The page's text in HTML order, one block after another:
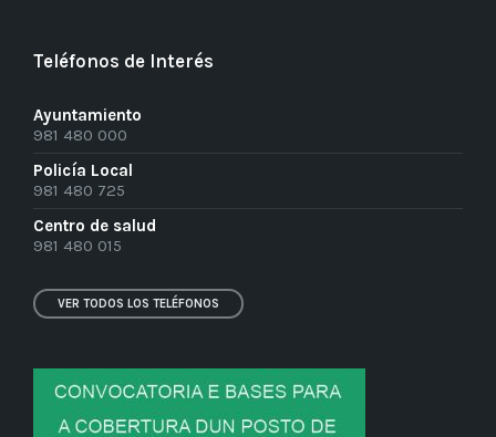
Teléfonos de Interés
Ayuntamiento
981 480 000
Policía Local
981 480 725
Centro de salud
981 480 015
VER TODOS LOS TELÉFONOS